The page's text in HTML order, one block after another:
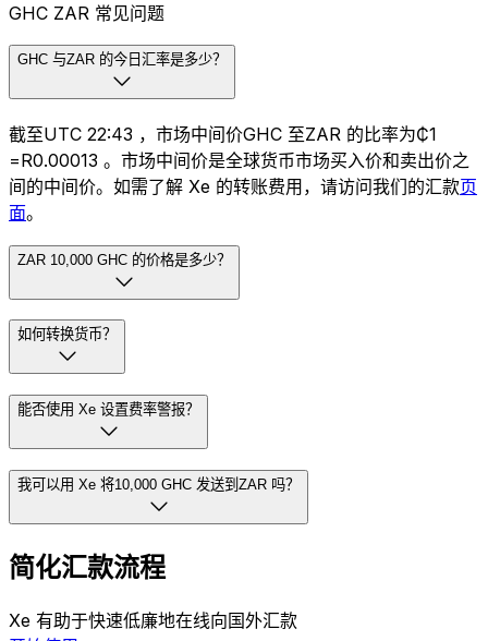
GHC ZAR 常见问题
GHC 与ZAR 的今日汇率是多少？
截至UTC 22:43 ，市场中间价GHC 至ZAR 的比率为₵1
=R0.00013 。市场中间价是全球货币市场买入价和卖出价之
间的中间价。如需了解 Xe 的转账费用，请访问我们的汇款页
面。
ZAR 10,000 GHC 的价格是多少？
如何转换货币？
能否使用 Xe 设置费率警报？
我可以用 Xe 将10,000 GHC 发送到ZAR 吗？
简化汇款流程
Xe 有助于快速低廉地在线向国外汇款